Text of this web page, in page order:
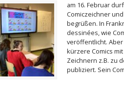
am 16. Februar
Comiczeichner
begrüßen. In
dessinées, wie
veröffentlicht.
kürzere Comics
Zeichnern z.B. zu
publiziert. Sein